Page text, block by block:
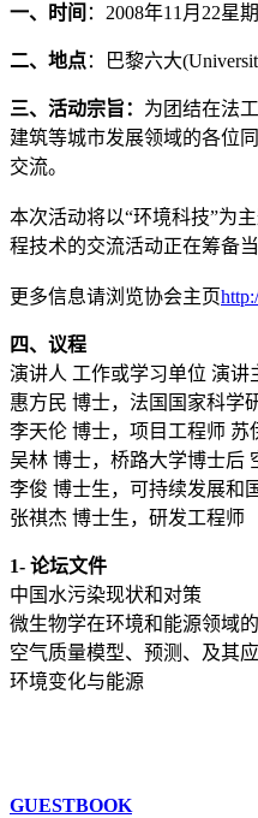
一、时间 ：2008年11月22星
二、地点：巴黎六大
三、活动宗旨： 为团结在法
建筑等城市发展领域的各位
交流。
本次活动将以“环境科技”为
程技术的交流活动正在筹备
更多信息请浏览协会主页
四、议程
演讲人 工作或学习单位 演讲
惠方民 博士，法国国家科学
李天伦 博士，项目工程师 苏
吴林 博士，桥路大学博士后
李俊 博士生，可持续发展和
张祺杰 博士生，研发工程
1- 论坛文件
中国水污染现状和对策
微生物学在环境和能源领域
空气质量模型、预测、及其
环境变化与能源
GUESTBOOK